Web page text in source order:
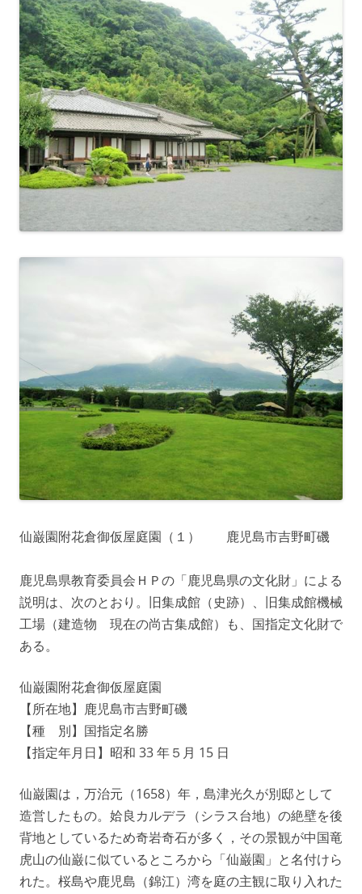
仙巌園附花倉御仮屋庭園（１） 鹿児島市吉野町磯
鹿児島県教育委員会ＨＰの「鹿児島県の文化財」による
説明は、次のとおり。旧集成館（史跡）、旧集成館機械
工場（建造物 現在の尚古集成館）も、国指定文化財で
ある。
仙巌園附花倉御仮屋庭園
【所在地】鹿児島市吉野町磯
【種 別】国指定名勝
【指定年月日】昭和 33 年５月 15 日
仙巌園は，万治元（1658）年，島津光久が別邸として
造営したもの。姶良カルデラ（シラス台地）の絶壁を後
背地としているため奇岩奇石が多く，その景観が中国竜
虎山の仙巌に似ているところから「仙巌園」と名付けら
れた。桜島や鹿児島（錦江）湾を庭の主観に取り入れた